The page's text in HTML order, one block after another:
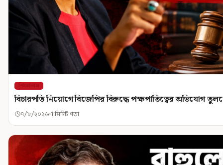
শিরোনাম
বিচারপতি নিয়োগে বিজেপির বিরুদ্ধে পক্ষপাতিত্বের অভিযোগ
৭/৮/২০২৬ 1 মিনিট পড়া